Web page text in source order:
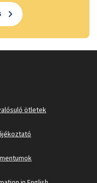
ötletek